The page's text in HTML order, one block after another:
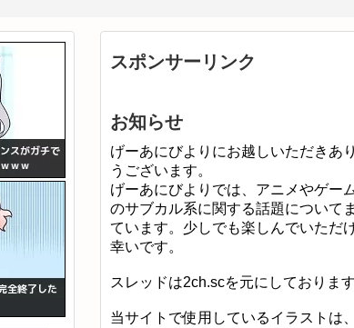
スポンサーリンク
お知らせ
げーあにびよりにお越しいただきあ
うございます。
げーあにびよりでは、アニメやゲー
のサブカル系に関する話題について
ています。少しでも楽しんでいただ
幸いです。
スレッドは2ch.scを元にしております
当サイトで使用しているイラストは